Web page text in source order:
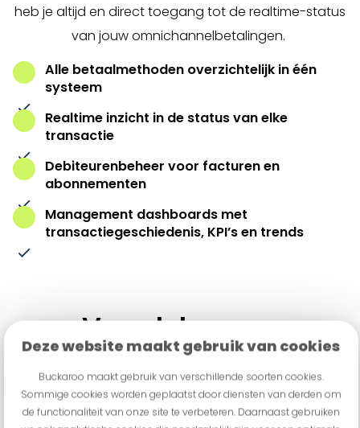
Deze website maakt gebruik van cookies
Buckaroo maakt gebruik van verschillende soorten cookies.
Sommige cookies worden geplaatst door diensten van derden om
de functionaliteit van onze site te verbeteren. Daarnaast gebruiken
heb je altijd en direct toegang tot de realtime-status
van jouw omnichannelbetalingen.
Alle betaalmethoden overzichtelijk in één
systeem
Realtime inzicht in de status van elke
transactie
Debiteurenbeheer voor facturen en
abonnementen
Management dashboards met
transactiegeschiedenis, KPI’s en trends
Voordelen van
Buckaroo's
Omnichannel Oplossing